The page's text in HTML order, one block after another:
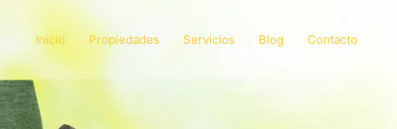
Inicio Propiedades Servicios Blog Contacto